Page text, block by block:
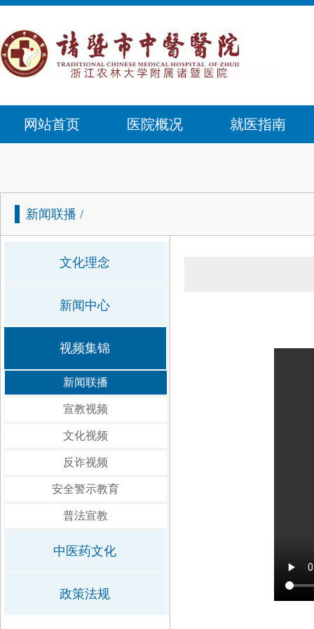
网站首页 医院概况 就医指南
新闻联播 /
文化理念
新闻中心
视频集锦
新闻联播
宣教视频
文化视频
反诈视频
安全警示教育
普法宣教
中医药文化
政策法规